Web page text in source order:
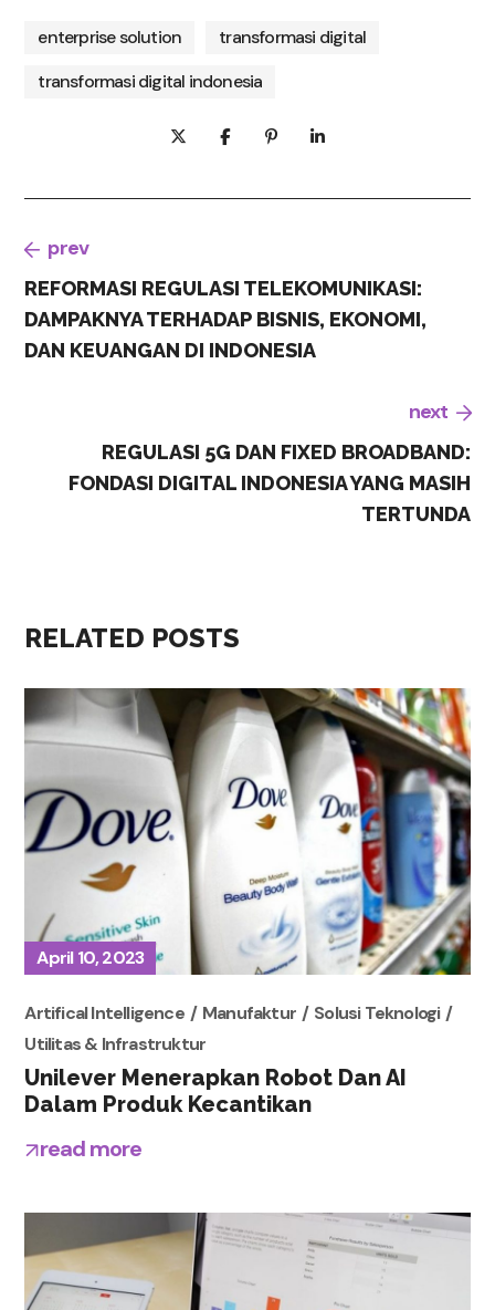
enterprise solution
transformasi digital
transformasi digital indonesia
prev
REFORMASI REGULASI TELEKOMUNIKASI:
DAMPAKNYA TERHADAP BISNIS, EKONOMI,
DAN KEUANGAN DI INDONESIA
next
REGULASI 5G DAN FIXED BROADBAND:
FONDASI DIGITAL INDONESIA YANG MASIH
TERTUNDA
RELATED POSTS
April 10, 2023
Artifical Intelligence Manufaktur
Solusi Teknologi
Utilitas & Infrastruktur
Unilever Menerapkan Robot Dan AI
Dalam Produk Kecantikan
read more